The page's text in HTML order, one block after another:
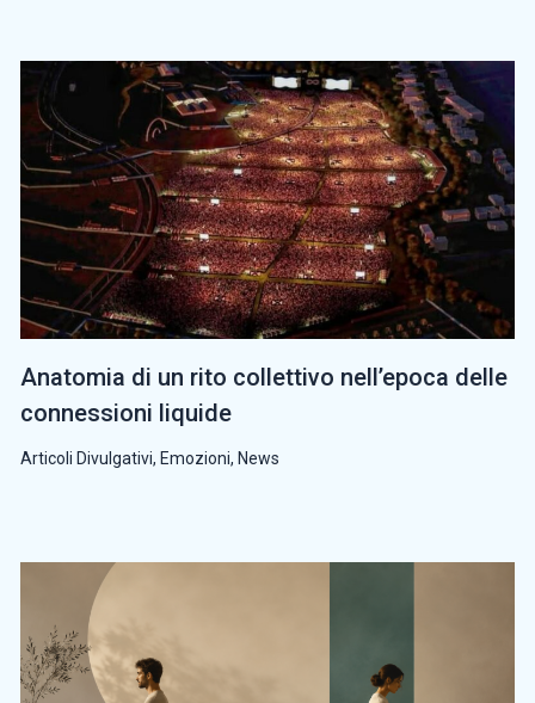
Anatomia di un rito collettivo nell’epoca delle
connessioni liquide
Articoli Divulgativi, Emozioni, News